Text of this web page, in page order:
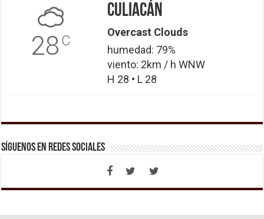
28 C
Culiacán
Overcast Clouds
humedad: 79%
viento: 2km / h WNW
H 28 • L 28
Síguenos en Redes Sociales